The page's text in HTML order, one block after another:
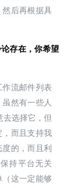
然后再根据具
存在，你希望
流邮件列表
然有一些人
去选择它，但
，而且支持我
的，而且利
持平台无关
这一定能够